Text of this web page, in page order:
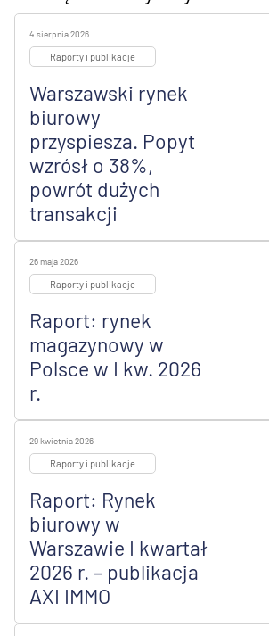
4 sierpnia 2026
Raporty i publikacje
Warszawski rynek
biurowy
przyspiesza. Popyt
wzrósł o 38%,
powrót dużych
transakcji
26 maja 2026
Raporty i publikacje
Raport: rynek
magazynowy w
Polsce w I kw. 2026
r.
29 kwietnia 2026
Raporty i publikacje
Raport: Rynek
biurowy w
Warszawie I kwartał
2026 r. – publikacja
AXI IMMO